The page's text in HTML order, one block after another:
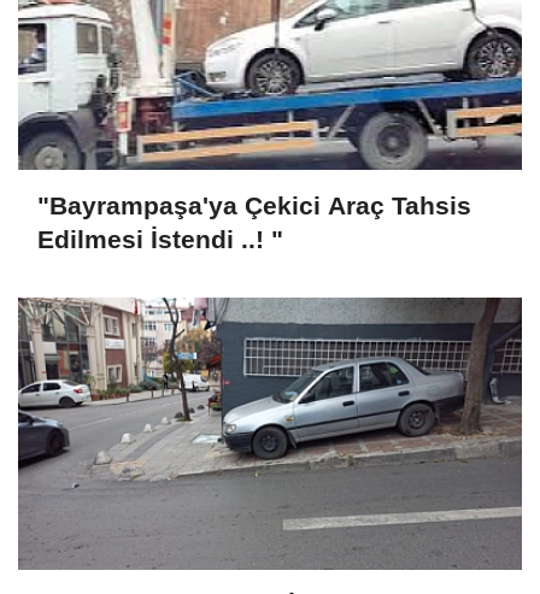
"Bayrampaşa'ya Çekici Araç Tahsis
Edilmesi İstendi ..! "